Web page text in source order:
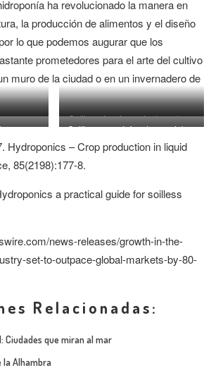
ha revolucionado la manera en
la producción de alimentos y el diseño
lo que podemos augurar que los
prometedores para el arte del cultivo
muro de la ciudad o en un invernadero de
Cultivo y funcionamiento en torre
Ilustración: Molino Lab
Cultivo acuapónico de vegetales.
Hydroponics – Crop production in liquid
85(2198):177-8.
a practical guide for soilless
news-releases/growth-in-the-
set-to-outpace-global-markets-by-80-
Relacionadas:
Ciudades que miran al mar
la Alhambra